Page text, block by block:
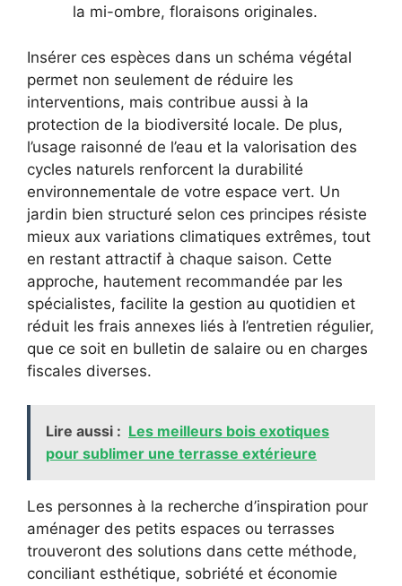
la mi-ombre, floraisons originales.
Insérer ces espèces dans un schéma végétal
permet non seulement de réduire les
interventions, mais contribue aussi à la
protection de la biodiversité locale. De plus,
l’usage raisonné de l’eau et la valorisation des
cycles naturels renforcent la durabilité
environnementale de votre espace vert. Un
jardin bien structuré selon ces principes résiste
mieux aux variations climatiques extrêmes, tout
en restant attractif à chaque saison. Cette
approche, hautement recommandée par les
spécialistes, facilite la gestion au quotidien et
réduit les frais annexes liés à l’entretien régulier,
que ce soit en bulletin de salaire ou en charges
fiscales diverses.
Lire aussi : Les meilleurs bois exotiques
pour sublimer une terrasse extérieure
Les personnes à la recherche d’inspiration pour
aménager des petits espaces ou terrasses
trouveront des solutions dans cette méthode,
conciliant esthétique, sobriété et économie